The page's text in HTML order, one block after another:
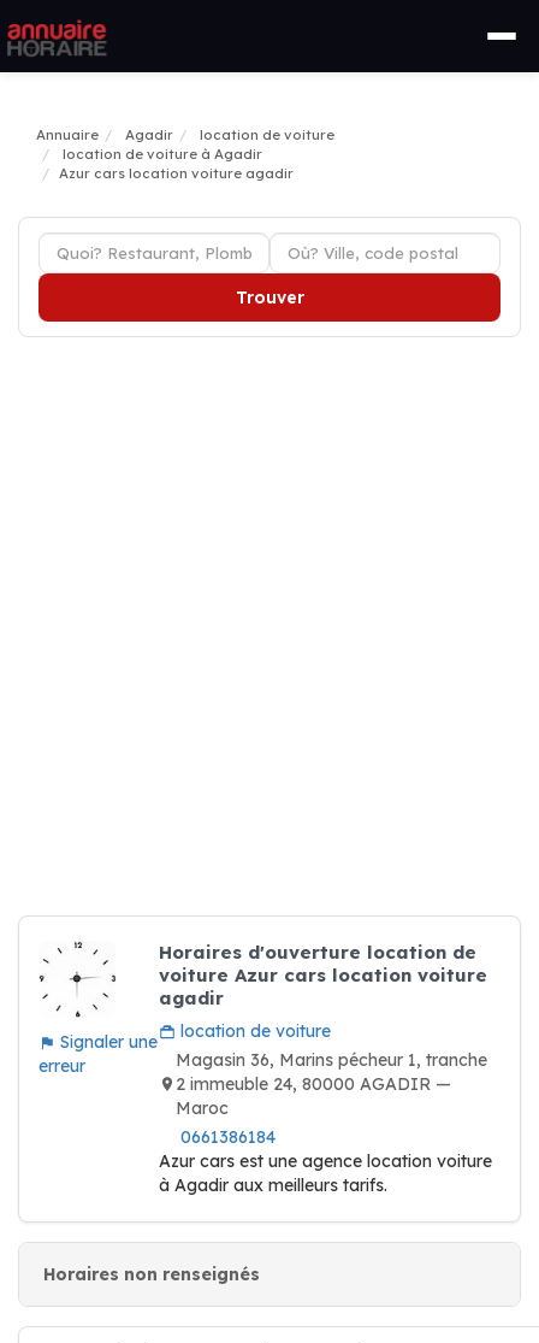
Annuaire Agadir
location de voiture
location de voiture à Agadir
Azur cars location voiture agadir
Trouver
Signaler une
erreur
Horaires d'ouverture location de
voiture Azur cars location voiture
agadir
location de voiture
Magasin 36, Marins pécheur 1, tranche
2 immeuble 24, 80000 AGADIR —
Maroc
0661386184
Azur cars est une agence location voiture
à Agadir aux meilleurs tarifs.
Horaires non renseignés